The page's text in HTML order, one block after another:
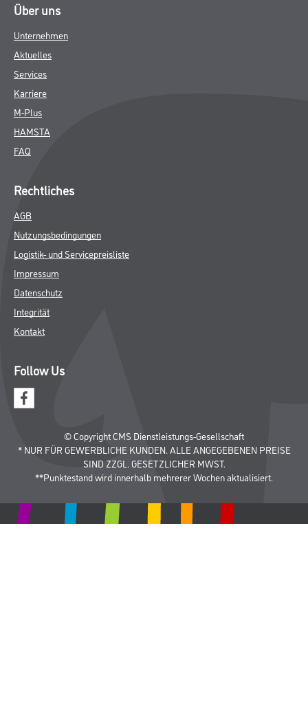
Über uns
Unternehmen
Aktuelles
Services
Karriere
M-Plus
HAMSTA
FAQ
Rechtliches
AGB
Nutzungsbedingungen
Logistik- und Servicepreisliste
Impressum
Datenschutz
Integrität
Kontakt
Follow Us
© Copyright CMS Dienstleistungs-Gesellschaft
* NUR FÜR GEWERBLICHE KUNDEN. ALLE ANGEGEBENEN PREISE
SIND ZZGL. GESETZLICHER MWST.
**Punktestand wird innerhalb mehrerer Wochen aktualisiert.